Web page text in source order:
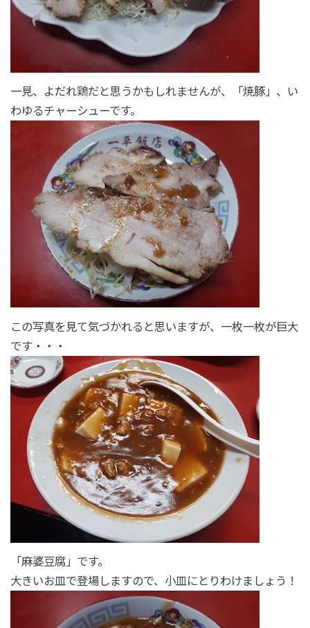
一見、よだれ鶏だと思うかもしれませんが、「焼豚」、い
わゆるチャーシューです。
この写真を見て気づかれると思いますが、一枚一枚が巨大
です・・・
「麻婆豆腐」です。
大きいお皿で登場しますので、小皿にとりわけましょう！